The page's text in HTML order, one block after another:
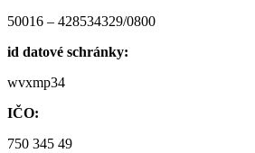
50016 – 428534329/0800
id datové schránky:
wvxmp34
IČO:
750 345 49